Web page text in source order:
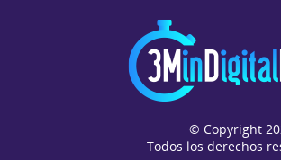
© Copyright
Todos los derechos